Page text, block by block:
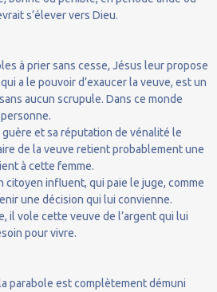
s’élever vers Dieu.
à prier sans cesse, Jésus leur propose
a le pouvoir d’exaucer la veuve, est un
aucun scrupule. Dans ce monde
et sa réputation de vénalité le
de la veuve retient probablement une
à cette femme.
citoyen influent, qui paie le juge, comme
une décision qui lui convienne.
il vole cette veuve de l’argent qui lui
pour vivre.
parabole est complètement démuni